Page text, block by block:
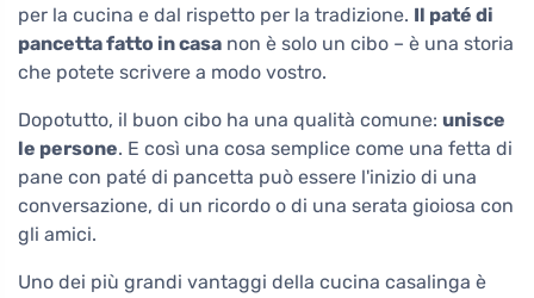
per la cucina e dal rispetto per la tradizione. Il paté di
pancetta fatto in casa non è solo un cibo – è una storia
che potete scrivere a modo vostro.
Dopotutto, il buon cibo ha una qualità comune: unisce
le persone. E così una cosa semplice come una fetta di
pane con paté di pancetta può essere l'inizio di una
conversazione, di un ricordo o di una serata gioiosa con
gli amici.
Uno dei più grandi vantaggi della cucina casalinga è